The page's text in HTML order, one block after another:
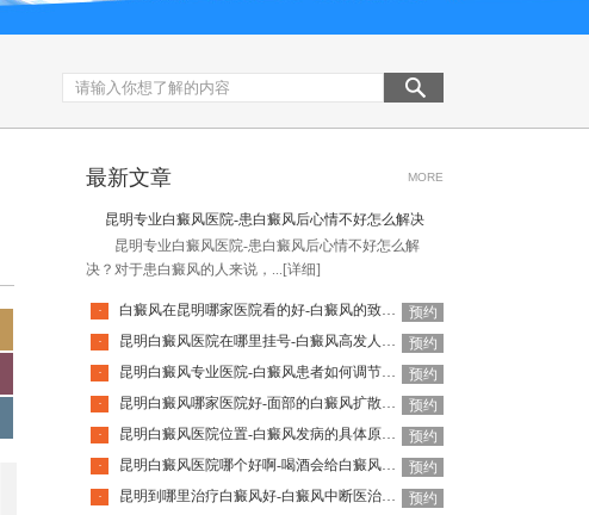
最新文章 MORE
昆明专业白癜风医院-患白癜风后心情不好怎么解决
昆明专业白癜风医院-患白癜风后心情不好怎么解
决？对于患白癜风的人来说，... [详细]
· 白癜风在昆明哪家医院看的好-白癜风的致病因素有哪些
预约
·
昆明白癜风医院在哪里挂号-白癜风高发人群有哪些
预约
·
昆明白癜风专业医院-白癜风患者如何调节自己的心态
预约
·
昆明白癜风哪家医院好-面部的白癜风扩散速度快吗
预约
·
昆明白癜风医院位置-白癜风发病的具体原因是什么
预约
·
昆明白癜风医院哪个好啊-喝酒会给白癜风患者带来哪些影响呢
预约
·
昆明到哪里治疗白癜风好-白癜风中断医治后会有什么后果
预约